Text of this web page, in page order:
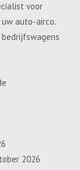
voor
auto-airco.
2026